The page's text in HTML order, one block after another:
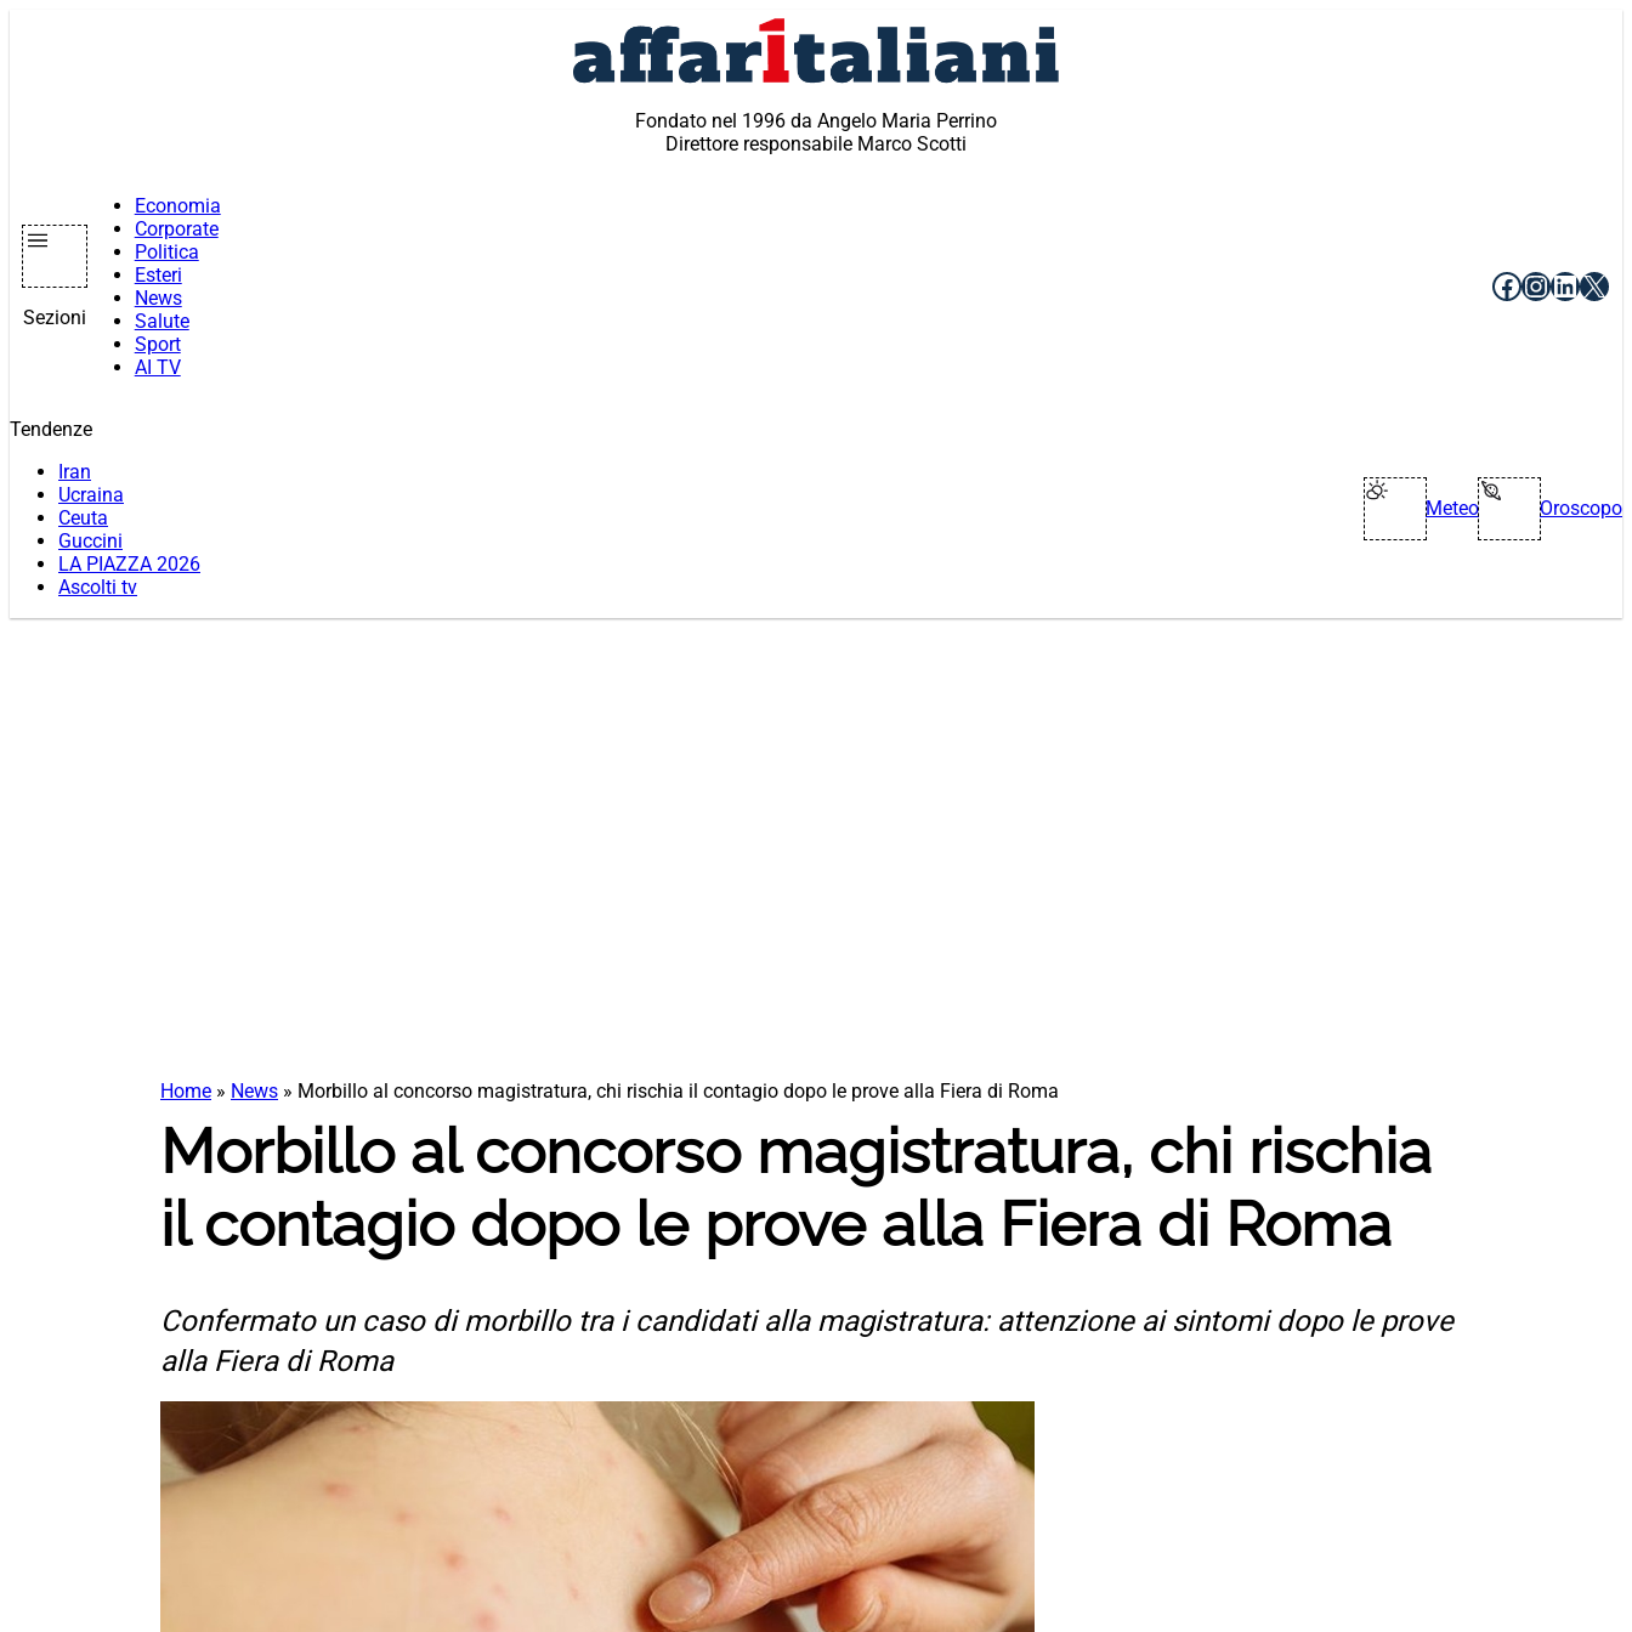
Fondato nel 1996 da Angelo Maria Perrino
Direttore responsabile Marco Scotti
Sezioni
Economia
Corporate
Politica
Esteri
News
Salute
Sport
AI TV
Facebook
X
Tendenze
Iran
Ucraina
Ceuta
Guccini
LA PIAZZA 2026
Ascolti tv
Meteo Oroscopo
Home » News » Morbillo al concorso magistratura, chi rischia il contagio dopo le prove alla Fiera di Roma
Morbillo al concorso magistratura, chi rischia
il contagio dopo le prove alla Fiera di Roma
Confermato un caso di morbillo tra i candidati alla magistratura: attenzione ai sintomi dopo le prove
alla Fiera di Roma